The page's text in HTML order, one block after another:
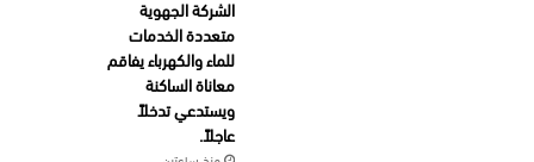
الشركة الجهوية
متعددة الخدمات
للماء والكهرباء يفاقم
معاناة الساكنة
ويستدعي تدخلاً
عاجلاً.